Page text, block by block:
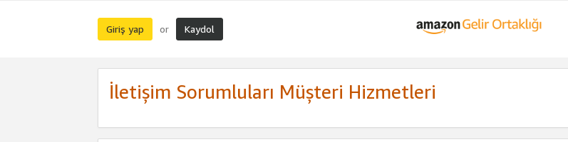
Giriş yap or Kaydol
İletişim Sorumluları Müşteri Hizmetleri